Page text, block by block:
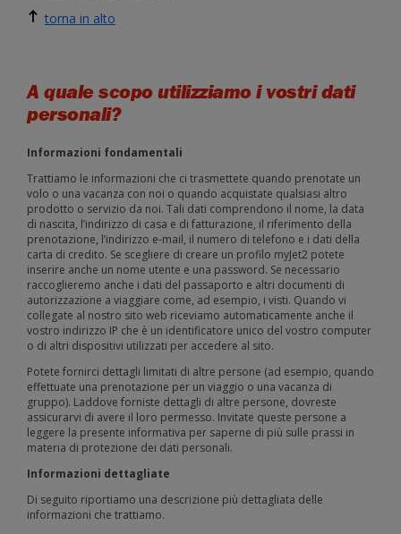
torna in alto
A quale scopo utilizziamo i vostri dati
personali?
Informazioni fondamentali
Trattiamo le informazioni che ci trasmettete quando prenotate un
volo o una vacanza con noi o quando acquistate qualsiasi altro
prodotto o servizio da noi. Tali dati comprendono il nome, la data
di nascita, l’indirizzo di casa e di fatturazione, il riferimento della
prenotazione, l’indirizzo e-mail, il numero di telefono e i dati della
carta di credito. Se scegliere di creare un profilo myJet2 potete
inserire anche un nome utente e una password. Se necessario
raccoglieremo anche i dati del passaporto e altri documenti di
autorizzazione a viaggiare come, ad esempio, i visti. Quando vi
collegate al nostro sito web riceviamo automaticamente anche il
vostro indirizzo IP che è un identificatore unico del vostro computer
o di altri dispositivi utilizzati per accedere al sito.
Potete fornirci dettagli limitati di altre persone (ad esempio, quando
effettuate una prenotazione per un viaggio o una vacanza di
gruppo). Laddove forniste dettagli di altre persone, dovreste
assicurarvi di avere il loro permesso. Invitate queste persone a
leggere la presente informativa per saperne di più sulle prassi in
materia di protezione dei dati personali.
Informazioni dettagliate
Di seguito riportiamo una descrizione più dettagliata delle
informazioni che trattiamo.